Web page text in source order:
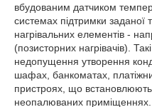
вбудованим датчиком
системах підтримки
нагрівальних елементів -
(позисторних нагрівачів).
недопущення утворення
шафах, банкоматах,
пристроях, що
неопалюваних приміщеннях.